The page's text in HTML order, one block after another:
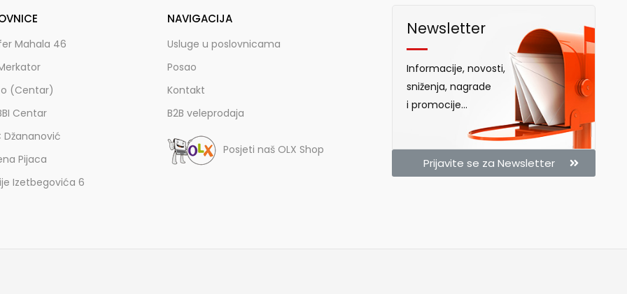
Mahala 46
(Centar)
Centar
Džananović
Pijaca
Izetbegovića 6
NAVIGACIJA
Usluge u poslovnicama
Posao
Kontakt
B2B veleprodaja
Posjeti naš OLX Shop
Newsletter
Informacije, novosti,
sniženja, nagrade
i promocije...
Prijavite se za Newsletter